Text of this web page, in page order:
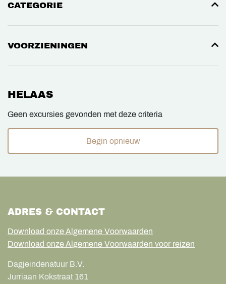
CATEGORIE
VOORZIENINGEN
HELAAS
Geen excursies gevonden met deze criteria
Begin opnieuw
ADRES & CONTACT
Download onze Algemene Voorwaarden
Download onze Algemene Voorwaarden voor reizen
Dagjeindenatuur B.V.
Jurriaan Kokstraat 161